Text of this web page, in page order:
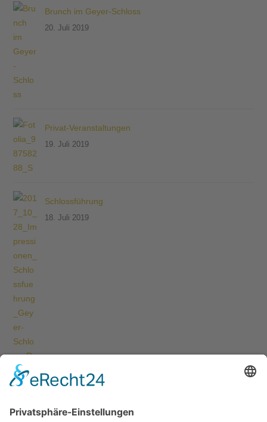
Brunch im Geyer-Schloss
20. Juli 2019
Privat-Veranstaltungen
19. Juli 2019
Schlossführung
18. Juli 2019